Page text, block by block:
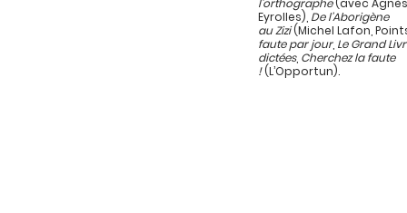
l’orthographe(avec
Eyrolles), De l’Aborigène
au Zizi(Michel Lafon,
faute par jour, Le Grand
dictées, Cherchez la faute
!(L’Opportun).